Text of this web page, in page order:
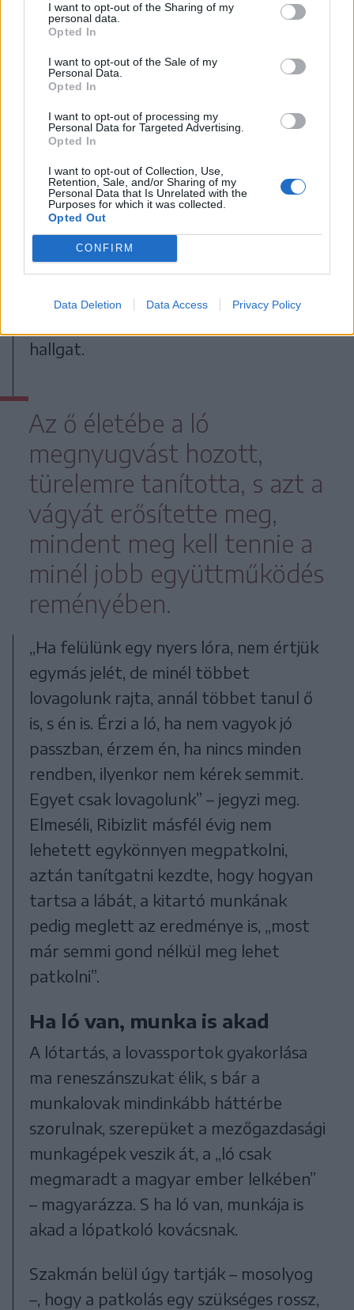
I want to opt-out of the Sharing of my
personal data.
Opted In
I want to opt-out of the Sale of my
Personal Data.
Opted In
I want to opt-out of processing my
Personal Data for Targeted Advertising.
Opted In
I want to opt-out of Collection, Use,
Retention, Sale, and/or Sharing of my
Personal Data that Is Unrelated with the
Purposes for which it was collected.
Opted Out
CONFIRM
Data Deletion Data Access Privacy Policy
daliás huszárlóvá alakult, Sándor
édesapja ugyanis a Csíkszéki Mátyás
Huszárezred zászlósaként vett részt a
népszerű huszárfelvonulásokon. Fia
pedig sóvárogva figyelte a délceg
huszárokat, lovaikat, s talán senki sem
lepődött meg azon, amikor a
kicsengetési ünnepségén kapott
ajándékpénzből megvásárolta első
lovát, egy gidrán kancát, Bájost. Ekkor
már ő maga is huszár volt –
büszkélkedik. Azóta már megvált
hallgat.
Az ő életébe a ló
megnyugvást hozott,
türelemre tanította, s azt a
vágyát erősítette meg,
mindent meg kell tennie a
minél jobb együttműködés
reményében.
„Ha felülünk egy nyers lóra, nem értjük
egymás jelét, de minél többet
lovagolunk rajta, annál többet tanul ő
is, s én is. Érzi a ló, ha nem vagyok jó
passzban, érzem én, ha nincs minden
rendben, ilyenkor nem kérek semmit.
Egyet csak lovagolunk” – jegyzi meg.
Elmeséli, Ribizlit másfél évig nem
lehetett egykönnyen megpatkolni,
aztán tanítgatni kezdte, hogy hogyan
tartsa a lábát, a kitartó munkának
pedig meglett az eredménye is, „most
már semmi gond nélkül meg lehet
patkolni”.
Ha ló van, munka is akad
A lótartás, a lovassportok gyakorlása
ma reneszánszukat élik, s bár a
munkalovak mindinkább háttérbe
szorulnak, szerepüket a mezőgazdasági
munkagépek veszik át, a „ló csak
megmaradt a magyar ember lelkében”
– magyarázza. S ha ló van, munkája is
akad a lópatkoló kovácsnak.
Szakmán belül úgy tartják – mosolyog
–, hogy a patkolás egy szükséges rossz,